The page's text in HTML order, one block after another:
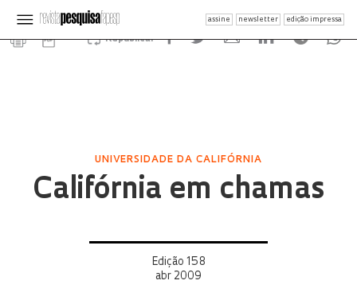
assine newsletter edição impressa
Republicar
UNIVERSIDADE DA CALIFÓRNIA
Califórnia em chamas
Edição 158
abr 2009